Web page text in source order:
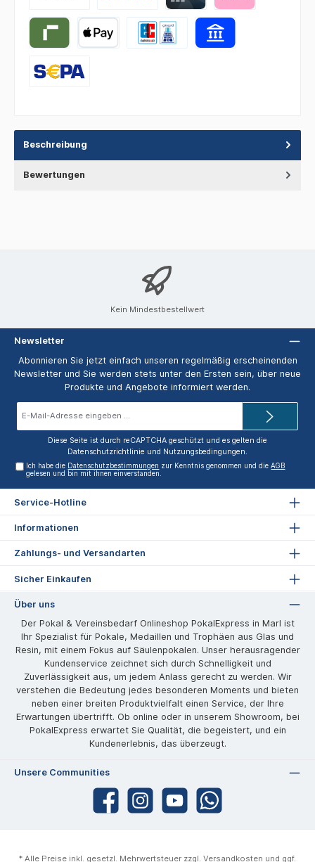
Beschreibung
Bewertungen
Kein Mindestbestellwert
Newsletter
Abonnieren Sie jetzt einfach unseren regelmäßig erscheinenden
Newsletter und Sie werden stets unter den Ersten sein, über neue
Produkte und Angebote informiert werden.
Diese Seite ist durch reCAPTCHA geschützt und es gelten die
Datenschutzrichtlinie und Nutzungsbedingungen.
Ich habe die Datenschutzbestimmungen zur Kenntnis genommen und dieAGB
gelesen und bin mit ihnen einverstanden.
Service-Hotline
Informationen
Zahlungs- und Versandarten
Sicher Einkaufen
Über uns
Der Pokal & Vereinsbedarf Onlineshop PokalExpress in Marl ist
Ihr Spezialist für Pokale, Medaillen und Trophäen aus Glas und
Resin, mit einem Fokus auf Säulenpokalen. Unser herausragender
Kundenservice zeichnet sich durch Schnelligkeit und
Zuverlässigkeit aus, um jedem Anlass gerecht zu werden. Wir
verstehen die Bedeutung jedes besonderen Moments und bieten
neben einer breiten Produktvielfalt einen Service, der Ihre
Erwartungen übertrifft. Ob online oder in unserem Showroom, bei
PokalExpress erwartet Sie Qualität, die begeistert, und ein
Kundenerlebnis, das überzeugt.
Unsere Communities
* Alle Preise inkl. gesetzl. Mehrwertsteuer zzgl. Versandkosten und ggf.